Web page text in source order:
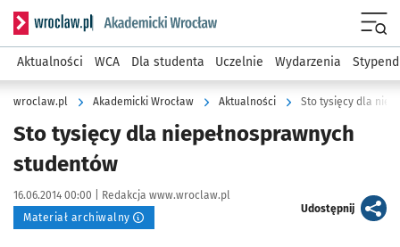
Serwis informacyjny wroclaw.pl podserwis: Akademicki
Aktualności WCA Dla studenta Uczelnie Wydarzenia
wroclaw.pl Akademicki Wrocław Aktualności Sto tysięcy dla
Sto tysięcy dla niepełnosprawnych
studentów
Data publikacji:
16.06.2014 00:00 | Autor:
Redakcja www.wroclaw.pl
Materiał archiwalny
Udostępnijartykuł